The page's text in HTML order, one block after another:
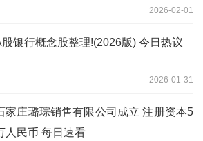
2026-02-01
银行概念股整理!(2026版) 今日热议
2026-01-31
家庄璐琮销售有限公司成立 注册资本5
人民币 每日速看